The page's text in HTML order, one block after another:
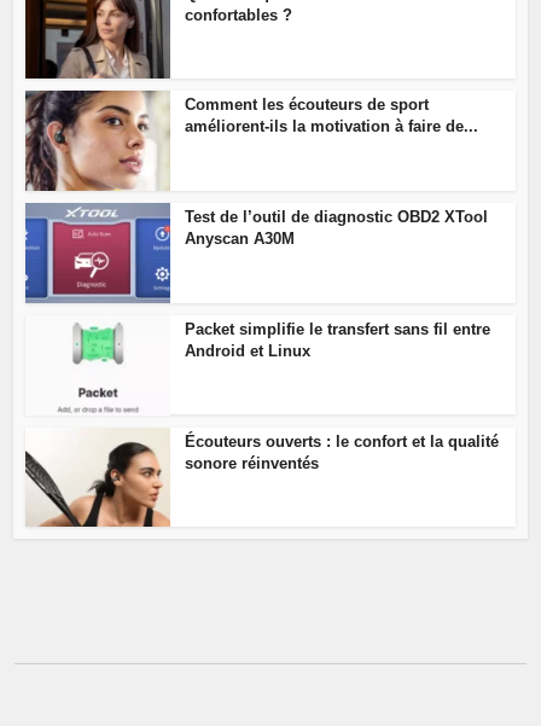
confortables ?
Comment les écouteurs de sport
améliorent-ils la motivation à faire de...
Test de l’outil de diagnostic OBD2 XTool
Anyscan A30M
Packet simplifie le transfert sans fil entre
Android et Linux
Écouteurs ouverts : le confort et la qualité
sonore réinventés